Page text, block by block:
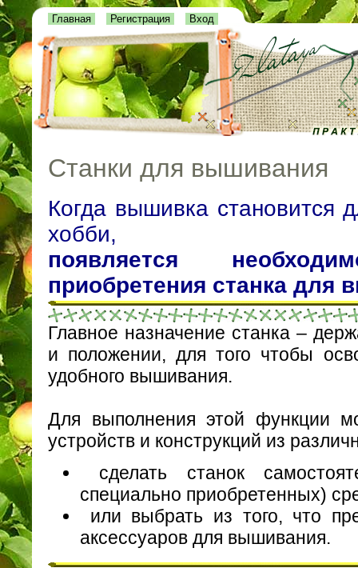
Главная Регистрация Вход
Станки для вышивания
Когда вышивка становится
хобби,
появляется
приобретения станка для
Главное назначение станка –
и положении, для того чтобы
удобного вышивания.
Для выполнения этой функции
устройств и конструкций из
сделать станок
специально приобретенных)
или выбрать из того, что
аксессуаров для вышивания.